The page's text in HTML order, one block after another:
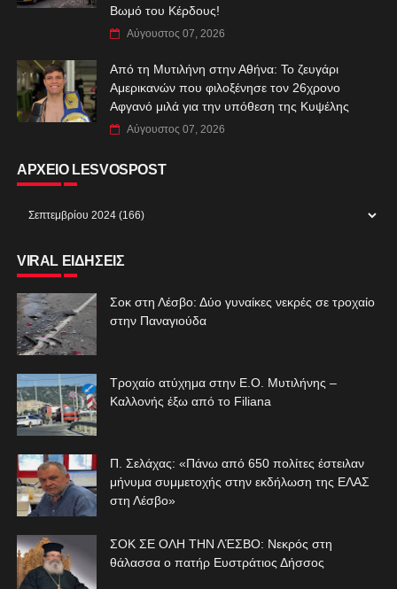
Βωμό του Κέρδους!
Αύγουστος 07, 2026
Από τη Μυτιλήνη στην Αθήνα: Το ζευγάρι
Αμερικανών που φιλοξένησε τον 26χρονο
Αφγανό μιλά για την υπόθεση της Κυψέλης
Αύγουστος 07, 2026
ΑΡΧΕΙΟ LESVOSPOST
VIRAL ΕΙΔΗΣΕΙΣ
Σοκ στη Λέσβο: Δύο γυναίκες νεκρές σε τροχαίο
στην Παναγιούδα
Τροχαίο ατύχημα στην Ε.Ο. Μυτιλήνης –
Καλλονής έξω από το Filiana
Π. Σελάχας: «Πάνω από 650 πολίτες έστειλαν
μήνυμα συμμετοχής στην εκδήλωση της ΕΛΑΣ
στη Λέσβο»
ΣΟΚ ΣΕ ΟΛΗ ΤΗΝ ΛΈΣΒΟ: Νεκρός στη
θάλασσα ο πατήρ Ευστράτιος Δήσσος